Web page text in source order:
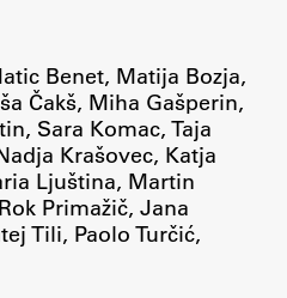
Benet, Matija Bozja,
Čakš, Miha Gašperin,
Sara Komac, Taja
Krašovec, Katja
Ljuština, Martin
Primažič, Jana
Tili, Paolo Turčić,